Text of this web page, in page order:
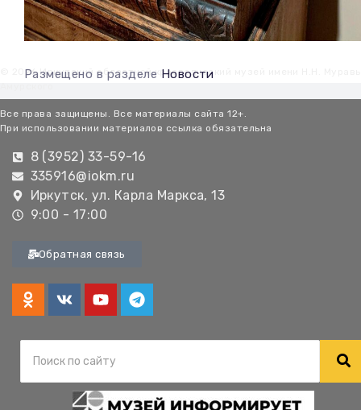
Размещено в разделе Новости
© 2026 Иркутский областной краеведческий музей имени Н.Н.
Все права защищены. Все материалы сайта 12+.
При использовании материалов ссылка обязательна
8 (3952) 33-59-16
335916@iokm.ru
Иркутск, ул. Карла Маркса, 13
9:00 - 17:00
Обратная связь